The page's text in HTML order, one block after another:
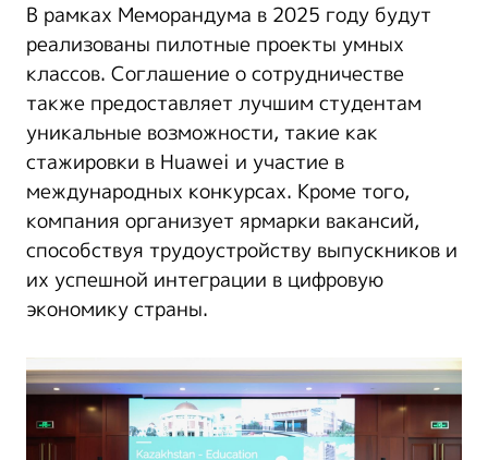
В рамках Меморандума в 2025 году будут
реализованы пилотные проекты умных
классов. Соглашение о сотрудничестве
также предоставляет лучшим студентам
уникальные возможности, такие как
стажировки в Huawei и участие в
международных конкурсах. Кроме того,
компания организует ярмарки вакансий,
способствуя трудоустройству выпускников и
их успешной интеграции в цифровую
экономику страны.